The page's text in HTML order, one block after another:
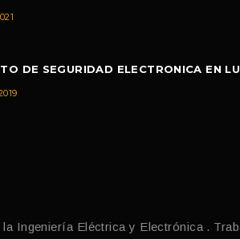
DE SEGURIDAD ELECTRONICA EN
Ingeniería Eléctrica y Electrónica .